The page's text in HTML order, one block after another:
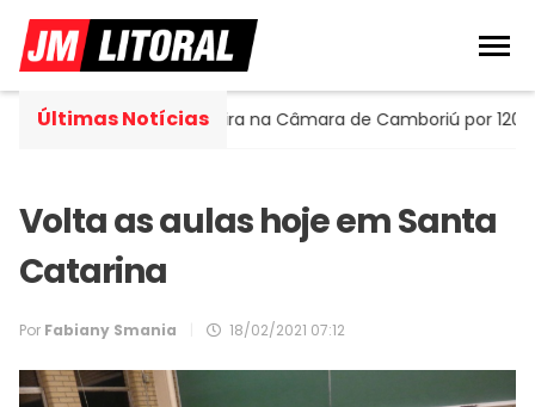
Últimas Notícias
assume cadeira na Câmara de Camboriú por 120 dias
Volta as aulas hoje em Santa
Catarina
Por Fabiany Smania 18/02/2021 07:12